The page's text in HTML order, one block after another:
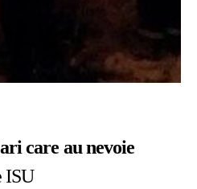
care au nevoie
ISU